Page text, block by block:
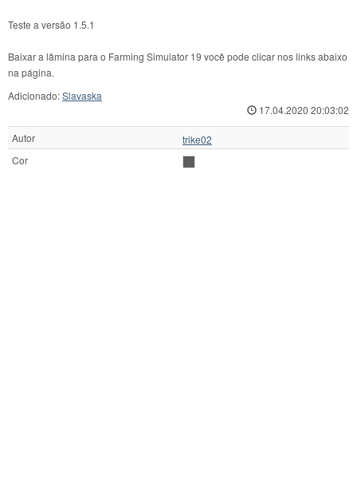
Teste a versão 1.5.1
Baixar a lâmina para o Farming Simulator 19 você pode clicar nos links abaixo
na página.
Adicionado:Slavaska
17.04.2020 20:03:02
Autor
trike02
Cor